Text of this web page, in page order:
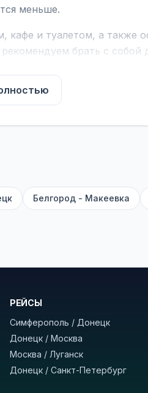
меньше.
кафе и туалетом, а также
брать с собой
сидений,
У нас
не нужно.
прибытия, время в пути и
Белгород - Макеевка
РЕЙСЫ
Симферополь / Донецк
Донецк / Москва
Москва / Луганск
Донецк / Санкт-Петербург